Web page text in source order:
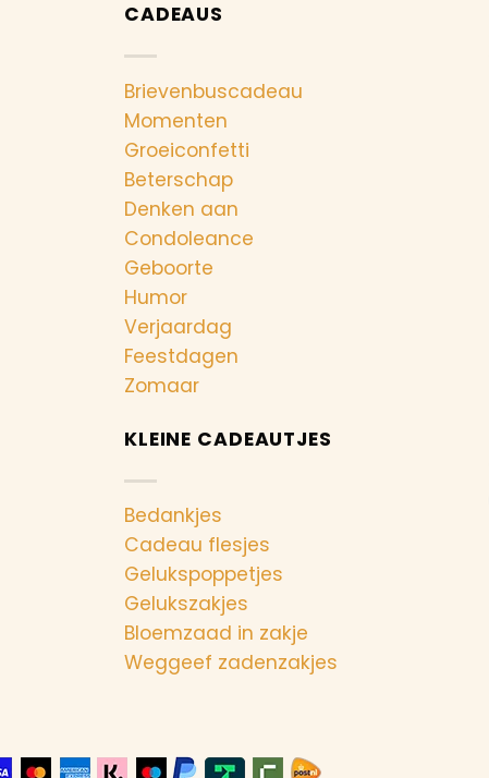
CADEAUS
Brievenbuscadeau
Momenten
Groeiconfetti
Beterschap
Denken aan
Condoleance
Geboorte
Humor
Verjaardag
Feestdagen
Zomaar
KLEINE CADEAUTJES
Bedankjes
Cadeau flesjes
Gelukspoppetjes
Gelukszakjes
Bloemzaad in zakje
Weggeef zadenzakjes